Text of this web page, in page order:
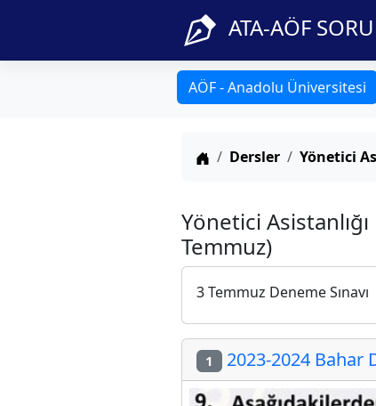
ATA-AÖF SORU
AÖF - Anadolu Üniversitesi
Anasayfa
Dersler Yönetici
Yönetici
Temmuz)
3 Temmuz Deneme Sınavı
1 2023-2024 Bahar